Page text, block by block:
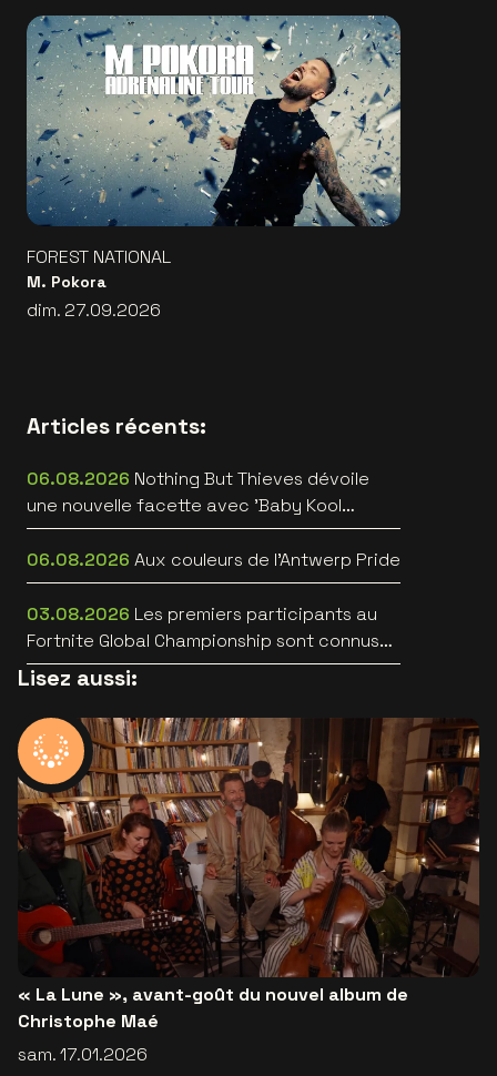
FOREST NATIONAL
M. Pokora
dim. 27.09.2026
Articles récents:
06.08.2026 Nothing But Thieves dévoile
une nouvelle facette avec 'Baby Kool
(Evelyn)' [video]
06.08.2026 Aux couleurs de l'Antwerp Pride
03.08.2026 Les premiers participants au
Fortnite Global Championship sont connus
au Lotto Arena
Lisez aussi:
« La Lune », avant-goût du nouvel album de
Christophe Maé
sam. 17.01.2026